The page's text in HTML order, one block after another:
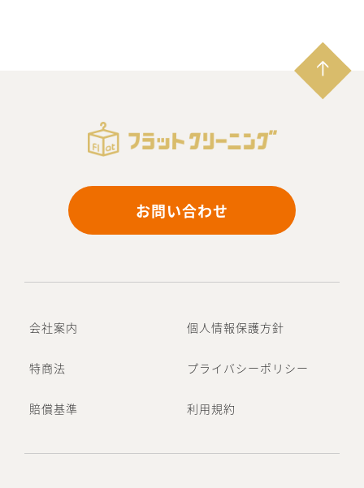
お問い合わせ
会社案内 個人情報保護方針
特商法 プライバシーポリシー
賠償基準 利用規約